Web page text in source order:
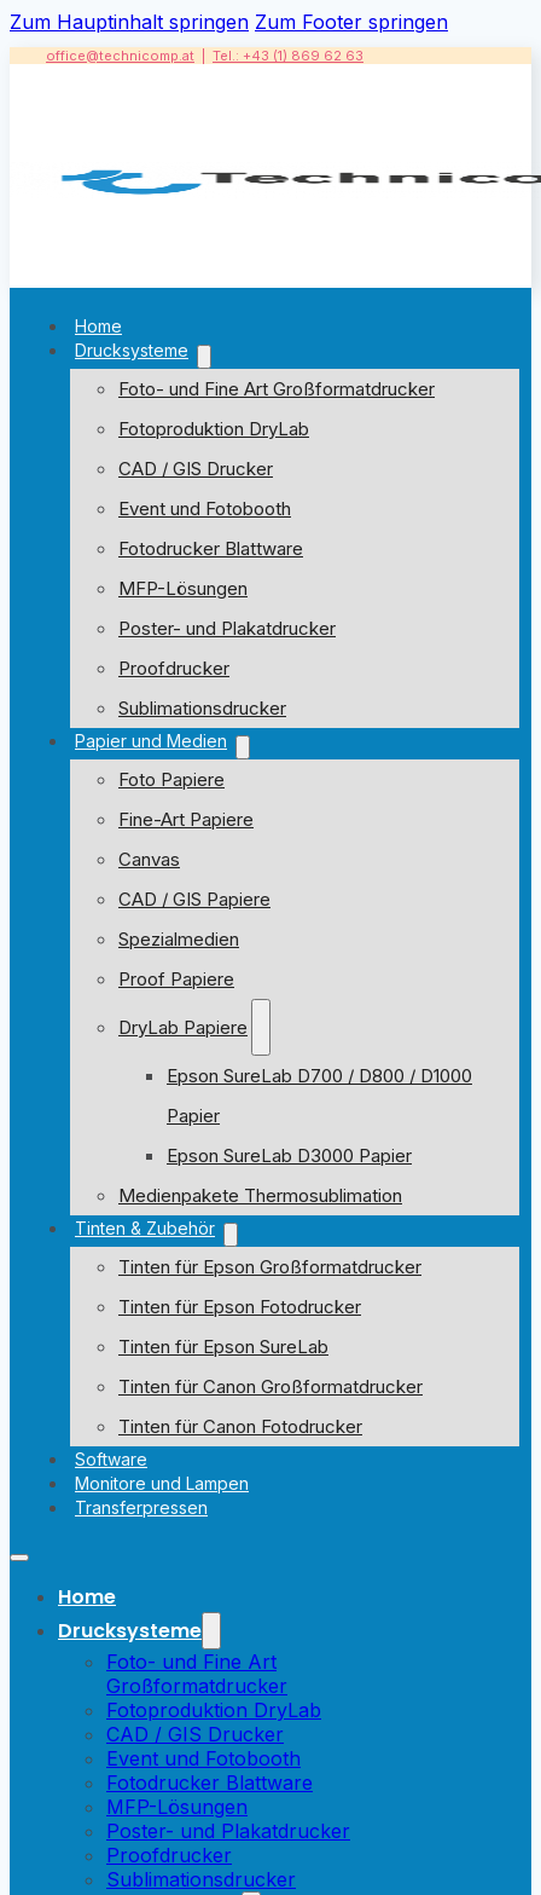
Zum Hauptinhalt springen Zum Footer springen
office@technicomp.at Tel.: +43 (1) 869 62 63
Home
Drucksysteme
Foto- und Fine Art Großformatdrucker
Fotoproduktion DryLab
CAD / GIS Drucker
Event und Fotobooth
Fotodrucker Blattware
MFP-Lösungen
Poster- und Plakatdrucker
Proofdrucker
Sublimationsdrucker
Papier und Medien
Foto Papiere
Fine-Art Papiere
Canvas
CAD / GIS Papiere
Spezialmedien
Proof Papiere
DryLab Papiere
Epson SureLab D700 / D800 / D1000
Papier
Epson SureLab D3000 Papier
Medienpakete Thermosublimation
Tinten & Zubehör
Tinten für Epson Großformatdrucker
Tinten für Epson Fotodrucker
Tinten für Epson SureLab
Tinten für Canon Großformatdrucker
Tinten für Canon Fotodrucker
Software
Monitore und Lampen
Transferpressen
Home
Drucksysteme
Foto- und Fine Art
Großformatdrucker
Fotoproduktion DryLab
CAD / GIS Drucker
Event und Fotobooth
Fotodrucker Blattware
MFP-Lösungen
Poster- und Plakatdrucker
Proofdrucker
Sublimationsdrucker